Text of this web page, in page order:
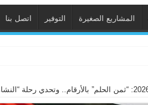
المشاريع الصغيرة التوفير اتصل بنا